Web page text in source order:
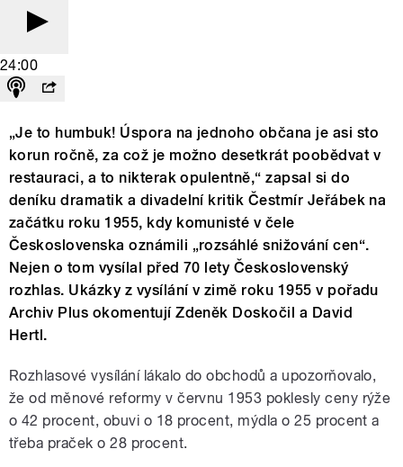
24:00
„Je to humbuk! Úspora na jednoho občana je asi sto
korun ročně, za což je možno desetkrát poobědvat v
restauraci, a to nikterak opulentně,“ zapsal si do
deníku dramatik a divadelní kritik Čestmír Jeřábek na
začátku roku 1955, kdy komunisté v čele
Československa oznámili „rozsáhlé snižování cen“.
Nejen o tom vysílal před 70 lety Československý
rozhlas. Ukázky z vysílání v zimě roku 1955 v pořadu
Archiv Plus okomentují Zdeněk Doskočil a David
Hertl.
Rozhlasové vysílání lákalo do obchodů a upozorňovalo,
že od měnové reformy v červnu 1953 poklesly ceny rýže
o 42 procent, obuvi o 18 procent, mýdla o 25 procent a
třeba praček o 28 procent.